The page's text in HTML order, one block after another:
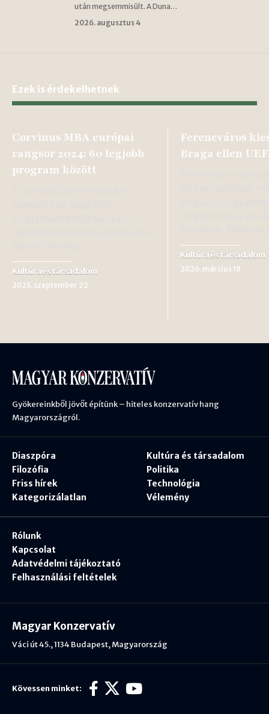
után megsemmisült. A Duna…
2026. augusztus 4
Ezek is érdekelhetnek
Corvinus MBA európai
rangsor 2024: 60 legjobb
program között
Kultúra és társadalom
2025. szeptember 22
Ferencváros
Braga ellen
Kultúra és társadalom
2026. március 18
Gyökereinkből jövőt építünk – hiteles konzervatív hang
Magyarországról.
Diaszpóra
Filozófia
Friss hírek
Kategorizálatlan
Kultúra és társadalom
Politika
Technológia
Vélemény
Rólunk
Kapcsolat
Adatvédelmi tájékoztató
Felhasználási feltételek
Kövessen minket:
Magyar Konzervatív
Váci út 45., 1134 Budapest, Magyarország